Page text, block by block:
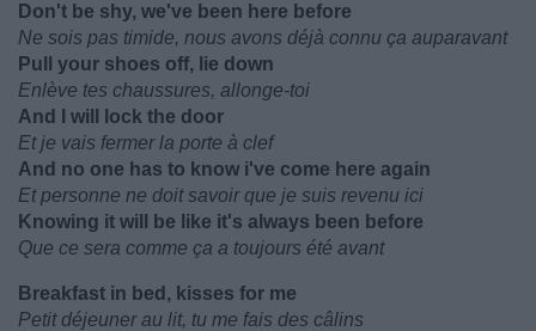
Don't be shy, we've been here before
Ne sois pas timide, nous avons déjà connu ça auparavant
Pull your shoes off, lie down
Enlève tes chaussures, allonge-toi
And I will lock the door
Et je vais fermer la porte à clef
And no one has to know i've come here again
Et personne ne doit savoir que je suis revenu ici
Knowing it will be like it's always been before
Que ce sera comme ça a toujours été avant
Breakfast in bed, kisses for me
Petit déjeuner au lit, tu me fais des câlins